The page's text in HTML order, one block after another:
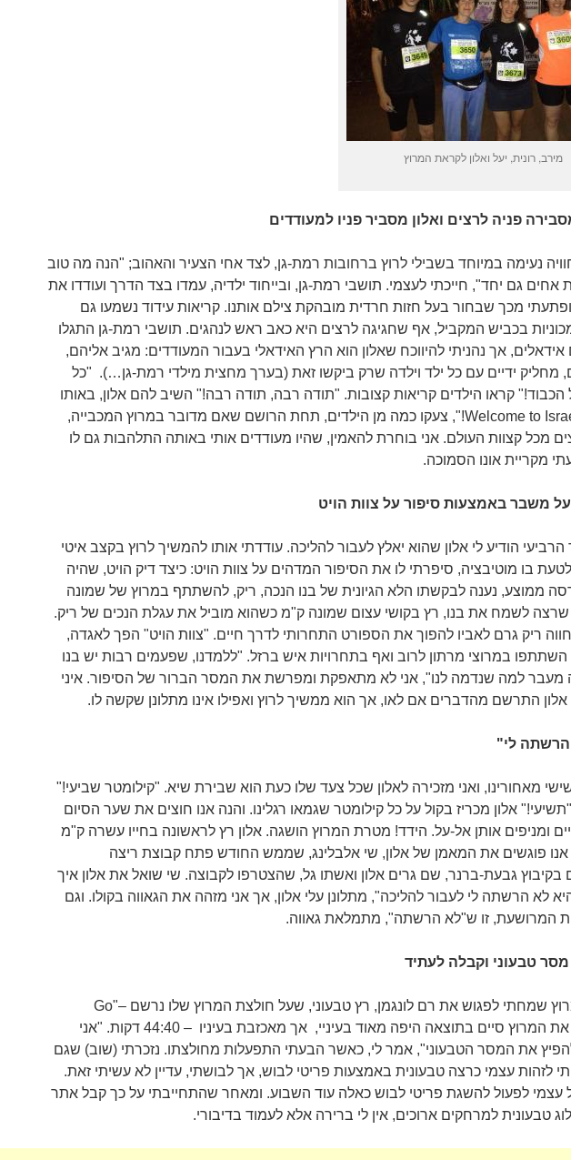
מירב, רונית, יעל ואלון לקראת המרוץ
פניה לרצים ואלון מסביר פניו למעודדים
נעימה במיוחד בשבילי לרוץ ברחובות רמת-גן, לצד אחי הצעיר והאהוב; "הנה מה טוב
אחים גם יחד", חייכתי לעצמי. תושבי רמת-גן, ובייחוד ילדיה, עמדו בצד הדרך ועודדו את
מכך שבחור בעל חזות חרדית מובהקת צילם אותנו. קריאות עידוד נשמעו גם
בכביש המקביל, אף שחגיגה לרצים היא כאב ראש לנהגים. תושבי רמת-גן התגלו
אידאלים, אך נהניתי להיווכח שאלון הוא הרץ האידאלי בעבור המעודדים: מגיב אליהם,
מחליק ידיים עם כל ילד וילדה שרק ביקשו זאת (בערך מחצית מילדי רמת-גן…). "כל
הכבוד!" קראו הילדים קריאות קצובות. "תודה רבה, תודה רבה!" השיב להם אלון, באותו
הקצב. "Welcome to Israel!", צעקו כמה מן הילדים, תחת הרושם שאם מדובר במרוץ המכבייה,
מכל קצוות העולם. אני בוחרת להאמין, שהיו מעודדים אותי באותה התלהבות גם לו
מקריית אונו הסמוכה.
משבר באמצעות סיפור על צוות הויט
הרביעי הודיע לי אלון שהוא יאלץ לעבור להליכה. עודדתי אותו להמשיך לרוץ בקצב איטי
לטעת בו מוטיבציה, סיפרתי לו את הסיפור המדהים על צוות הויט: כיצד דיק הויט, שהיה
ממוצע, נענה לבקשתו הלא הגיונית של בנו הנכה, ריק, להשתתף במרוץ של שמונה
לשמח את בנו, רץ בקושי עצום שמונה ק"מ כשהוא מוביל את עגלת הנכים של ריק.
ריק גרם לאביו להפוך את הספורט התחרותי לדרך חיים. "צוות הויט" הפך לאגדה,
השתתפו במרוצי מרתון לרוב ואף בתחרויות איש ברזל. "ללמדנו, שפעמים רבות יש בנו
מעבר למה שנדמה לנו", אני לא מתאפקת ומפרשת את המסר הברור של הסיפור. איני
אלון התרשם מהדברים אם לאו, אך הוא ממשיך לרוץ ואפילו אינו מתלונן שקשה לו.
לי"
מאחורינו, ואני מזכירה לאלון שכל צעד שלו כעת הוא שבירת שיא. "קילומטר שביעי!"
אלון מכריז בקול על כל קילומטר שגמאו רגלינו. והנה אנו חוצים את שער הסיום
ומניפים אותן אל-על. הידד! מטרת המרוץ הושגה. אלון רץ לראשונה בחייו עשרה ק"מ
אנו פוגשים את המאמן של אלון, שי אלבלינג, שממש החודש פתח קבוצת ריצה
בקיבוץ גבעת-ברנר, שם גרים אלון ואשתו גל, שהצטרפו לקבוצה. שי שואל את אלון איך
לא הרשתה לי לעבור להליכה", מתלונן עלי אלון, אך אני מזהה את הגאווה בקולו. וגם
המרושעת, זו ש"לא הרשתה", מתמלאת גאווה.
מסר טבעוני וקבלה לעתיד
לאחר המרוץ שמחתי לפגוש את רם לונגמן, רץ טבעוני, שעל חולצת המרוץ שלו נרשם –"Go
"Vegan!. את המרוץ סיים בתוצאה היפה מאוד בעיניי, אך מאכזבת בעיניו ­– 44:40 דקות. "אני
את המסר הטבעוני", אמר לי, כאשר הבעתי התפעלות מחולצתו. נזכרתי (שוב) שגם
לזהות עצמי כרצה טבעונית באמצעות פריטי לבוש, אך לבושתי, עדיין לא עשיתי זאת.
עצמי לפעול להשגת פריטי לבוש כאלה עוד השבוע. ומאחר שהתחייבתי על כך קבל אתר
טבעונית למרחקים ארוכים, אין לי ברירה אלא לעמוד בדיבורי.